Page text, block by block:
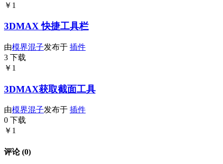
￥1
3DMAX 快捷工具栏
由模界混子发布于 插件
3 下载
￥1
3DMAX获取截面工具
由模界混子发布于 插件
0 下载
￥1
评论 (0)